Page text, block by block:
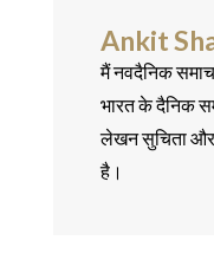
Ankit
मैं नवदैनिक
भारत के दैनिक
लेखन सुचिता और
है।